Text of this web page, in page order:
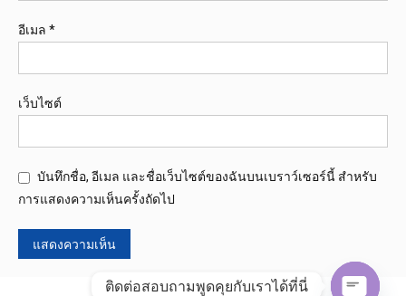
อีเมล *
เว็บไซต์
บันทึกชื่อ, อีเมล และชื่อเว็บไซต์ของฉันบนเบราว์เซอร์นี้ สำหรับ
การแสดงความเห็นครั้งถัดไป
ติดต่อสอบถามพูดคุยกับเราได้ที่นี่